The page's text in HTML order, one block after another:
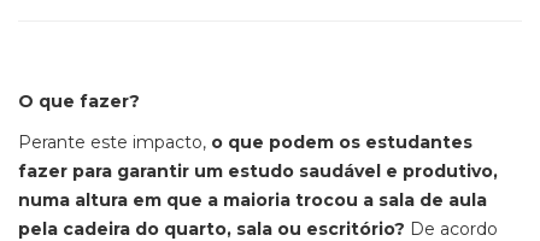
O que fazer?
Perante este impacto, o que podem os estudantes
fazer para garantir um estudo saudável e produtivo,
numa altura em que a maioria trocou a sala de aula
pela cadeira do quarto, sala ou escritório? De acordo